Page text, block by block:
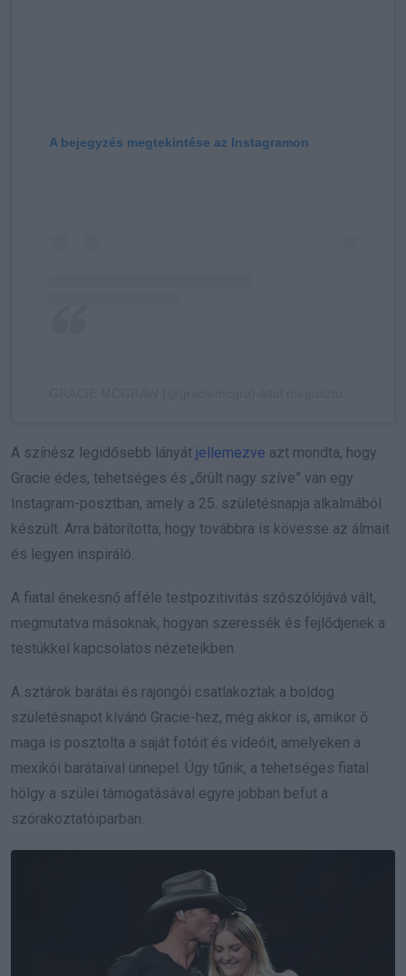
A bejegyzés megtekintése az Instagramon
A színész legidősebb lányát jellemezve azt mondta, hogy
Gracie édes, tehetséges és „őrült nagy szíve” van egy
Instagram-posztban, amely a 25. születésnapja alkalmából
készült. Arra bátorította, hogy továbbra is kövesse az álmait
és legyen inspiráló.
A fiatal énekesnő afféle testpozitivitás szószólójává vált,
megmutatva másoknak, hogyan szeressék és fejlődjenek a
testükkel kapcsolatos nézeteikben.
A sztárok barátai és rajongói csatlakoztak a boldog
születésnapot kívánó Gracie-hez, még akkor is, amikor ő
maga is posztolta a saját fotóit és videóit, amelyeken a
mexikói barátaival ünnepel. Úgy tűnik, a tehetséges fiatal
hölgy a szülei támogatásával egyre jobban befut a
szórakoztatóiparban.